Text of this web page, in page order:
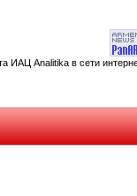
ИАЦ Analitika в сети